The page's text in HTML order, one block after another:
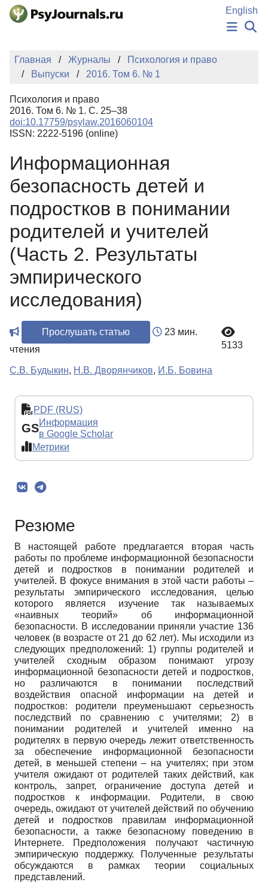
Перейти к основному содержанию
English
НОВОСТИ
ИЗДАНИЯ
ПОДАТЬ РУКОПИСЬ
БАЗА ЗНАНИЙ
КЛЮЧЕВЫЕ СЛОВА
Регистрация
Главная Журналы
Психология и право
Выпуски
2016. Том 6. № 1
Психология и право
2016. Том 6. № 1. С. 25–38
doi:10.17759/psylaw.2016060104
ISSN: 2222-5196 (online)
Информационная
безопасность детей и
подростков в понимании
родителей и учителей
(Часть 2. Результаты
эмпирического
исследования)
Прослушать статью
23 мин.
чтения
5133
С.В. Будыкин, Н.В. Дворянчиков, И.Б. Бовина
PDF (RUS)
GSИнформация
в Google Scholar
Метрики
Резюме
В настоящей работе предлагается вторая часть
работы по проблеме информационной безопасности
детей и подростков в понимании родителей и
учителей. В фокусе внимания в этой части работы –
результаты эмпирического исследования, целью
которого является изучение так называемых
«наивных теорий» об информационной
безопасности. В исследовании приняли участие 136
человек (в возрасте от 21 до 62 лет). Мы исходили из
следующих предположений: 1) группы родителей и
учителей сходным образом понимают угрозу
информационной безопасности детей и подростков,
но различаются в понимании последствий
воздействия опасной информации на детей и
подростков: родители преуменьшают серьезность
последствий по сравнению с учителями; 2) в
понимании родителей и учителей именно на
родителях в первую очередь лежит ответственность
за обеспечение информационной безопасности
детей, в меньшей степени – на учителях; при этом
учителя ожидают от родителей таких действий, как
контроль, запрет, ограничение доступа детей и
подростков к информации. Родители, в свою
очередь, ожидают от учителей действий по обучению
детей и подростков правилам информационной
безопасности, а также безопасному поведению в
Интернете. Предположения получают частичную
эмпирическую поддержку. Полученные результаты
обсуждаются в рамках теории социальных
представлений.